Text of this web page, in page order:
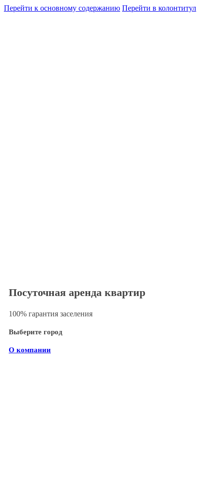
Перейти к основному содержанию Перейти в колонтитул
Посуточная аренда квартир
100% гарантия заселения
Выберите город
О компании